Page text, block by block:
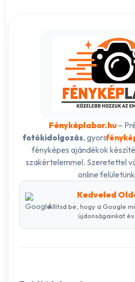
Fényképlabor.hu–
fotókidolgozás, gyors
fényképes ajándékok
szakértelemmel. Szeretettel
online
Kedveled
Állítsd be, hogy a Google
újdonságainkat